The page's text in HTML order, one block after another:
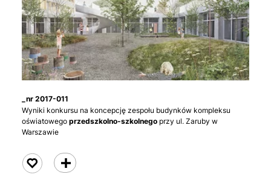
_nr 2017-011
Wyniki konkursu na koncepcję zespołu budynków kompleksu
oświatowego przedszkolno-szkolnego przy ul. Zaruby w
Warszawie
czytaj